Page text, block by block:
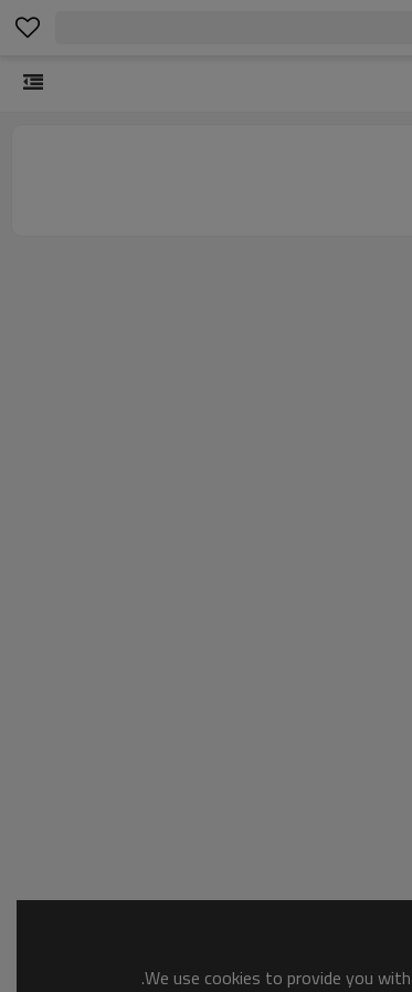
We use cookies to provide you